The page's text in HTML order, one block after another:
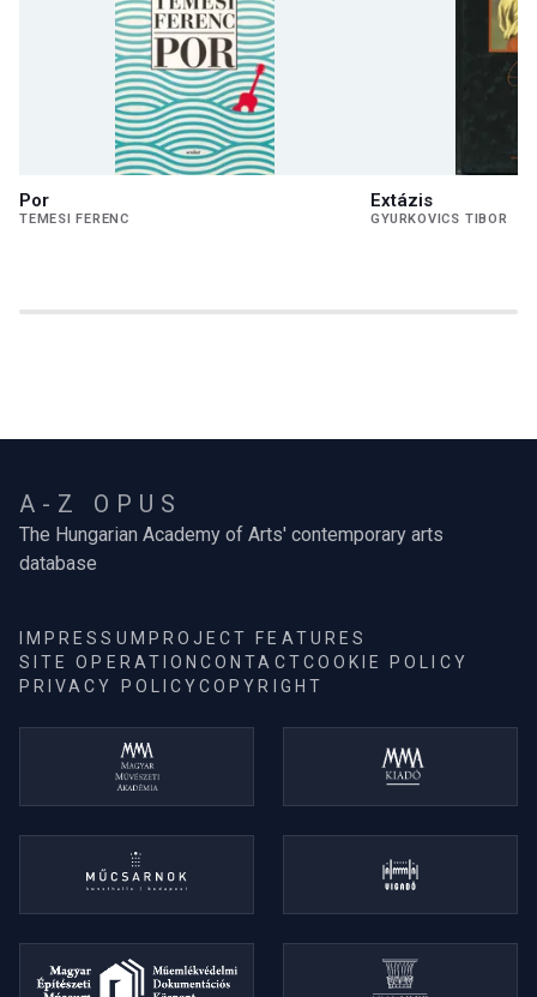
Por
TEMESI FERENC
Extázis
GYURKOVICS TIBOR
A-Z OPUS
The Hungarian Academy of Arts' contemporary arts
database
IMPRESSUM PROJECT FEATURES
SITE OPERATIONCONTACTCOOKIE POLICY
PRIVACY POLICYCOPYRIGHT